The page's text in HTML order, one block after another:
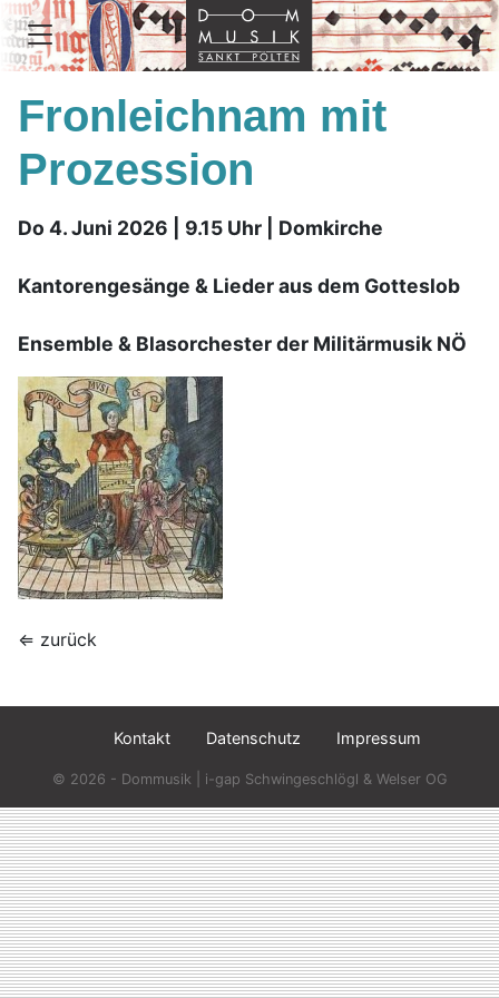
Fronleichnam mit
Prozession
Do 4. Juni 2026 | 9.15 Uhr | Domkirche
Kantorengesänge & Lieder aus dem Gotteslob
Ensemble & Blasorchester der Militärmusik NÖ
⇐ zurück
Kontakt Datenschutz Impressum
© 2026 - Dommusik | i-gap Schwingeschlögl & Welser OG